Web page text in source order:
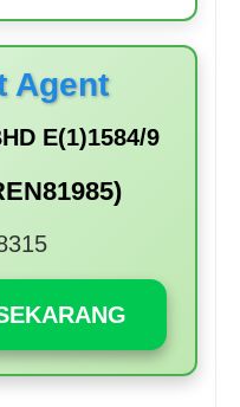
Agent
E(1)1584/9